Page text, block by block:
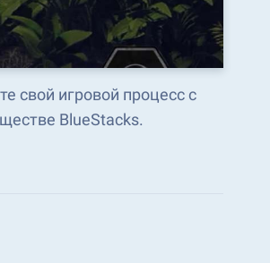
свой игровой процесс с
BlueStacks.